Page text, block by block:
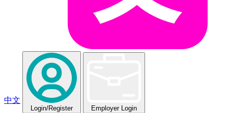
中文
Login/Register Employer Login